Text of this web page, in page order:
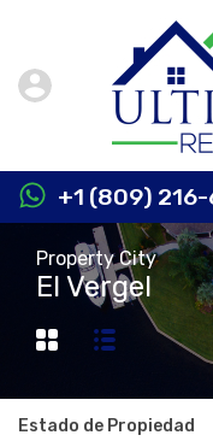
+1 (809)
Property City
El Vergel
Estado de Propiedad